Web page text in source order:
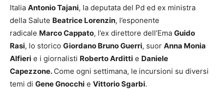
Italia Antonio Tajani, la deputata del Pd ed ex ministra
della Salute Beatrice Lorenzin, l’esponente
radicale Marco Cappato, l’ex direttore dell’Ema Guido
Rasi, lo storico Giordano Bruno Guerri, suor Anna Monia
Alfieri e i giornalisti Roberto Arditti e Daniele
Capezzone. Come ogni settimana, le incursioni su diversi
temi di Gene Gnocchi e Vittorio Sgarbi.